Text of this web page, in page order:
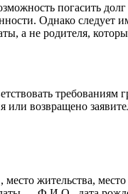
погасить
Однако следует
а не родителя,
требованиям
или возвращено
жительства,